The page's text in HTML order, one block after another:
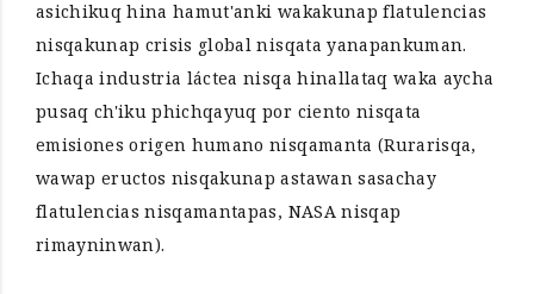
asichikuq hina hamut'anki wakakunap flatulencias
nisqakunap crisis global nisqata yanapankuman.
Ichaqa industria láctea nisqa hinallataq waka aycha
pusaq ch'iku phichqayuq por ciento nisqata
emisiones origen humano nisqamanta (Rurarisqa,
wawap eructos nisqakunap astawan sasachay
flatulencias nisqamantapas, NASA nisqap
rimayninwan).